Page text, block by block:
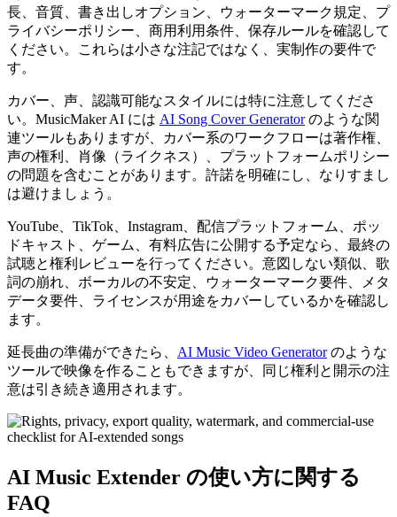
長、音質、書き出しオプション、ウォーターマーク規定、プ
ライバシーポリシー、商用利用条件、保存ルールを確認して
ください。これらは小さな注記ではなく、実制作の要件で
す。
カバー、声、認識可能なスタイルには特に注意してくださ
い。MusicMaker AI には AI Song Cover Generatorのような関
連ツールもありますが、カバー系のワークフローは著作権、
声の権利、肖像（ライクネス）、プラットフォームポリシー
の問題を含むことがあります。許諾を明確にし、なりすまし
は避けましょう。
YouTube、TikTok、Instagram、配信プラットフォーム、ポッ
ドキャスト、ゲーム、有料広告に公開する予定なら、最終の
試聴と権利レビューを行ってください。意図しない類似、歌
詞の崩れ、ボーカルの不安定、ウォーターマーク要件、メタ
データ要件、ライセンスが用途をカバーしているかを確認し
ます。
延長曲の準備ができたら、 AI Music Video Generatorのような
ツールで映像を作ることもできますが、同じ権利と開示の注
意は引き続き適用されます。
AI Music Extender の使い方に関する
FAQ